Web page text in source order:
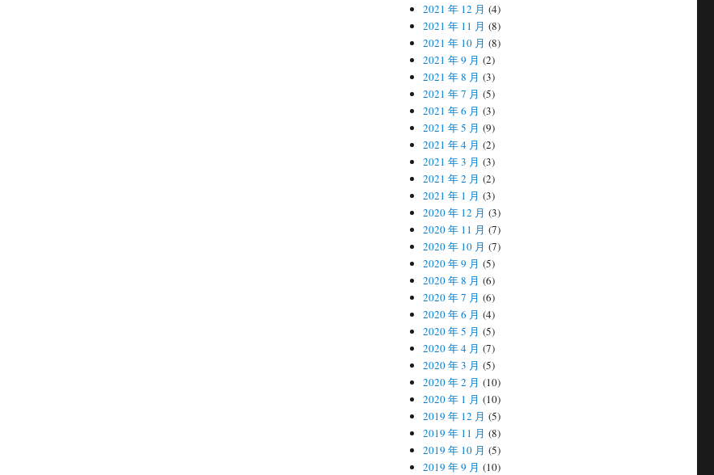
2021 年 12 月 (4)
2021 年 11 月 (8)
2021 年 10 月 (8)
2021 年 9 月 (2)
2021 年 8 月 (3)
2021 年 7 月 (5)
2021 年 6 月 (3)
2021 年 5 月 (9)
2021 年 4 月 (2)
2021 年 3 月 (3)
2021 年 2 月 (2)
2021 年 1 月 (3)
2020 年 12 月 (3)
2020 年 11 月 (7)
2020 年 10 月 (7)
2020 年 9 月 (5)
2020 年 8 月 (6)
2020 年 7 月 (6)
2020 年 6 月 (4)
2020 年 5 月 (5)
2020 年 4 月 (7)
2020 年 3 月 (5)
2020 年 2 月 (10)
2020 年 1 月 (10)
2019 年 12 月 (5)
2019 年 11 月 (8)
2019 年 10 月 (5)
2019 年 9 月 (10)